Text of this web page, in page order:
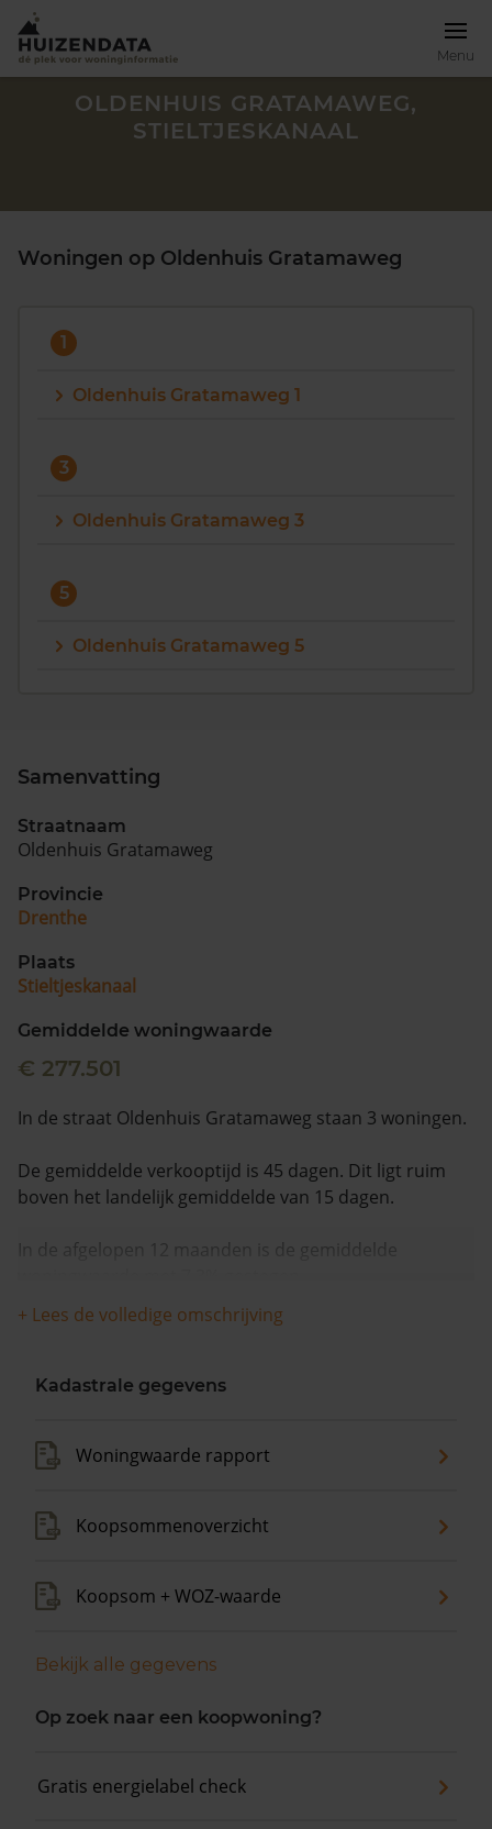
Menu
Vragen? Neem contact met ons op
Maandag t/m vrijdag - 08:00 -18:00
OLDENHUIS GRATAMAWEG,
STIELTJESKANAAL
Woningen op Oldenhuis Gratamaweg
1
Oldenhuis Gratamaweg 1
3
Oldenhuis Gratamaweg 3
5
Oldenhuis Gratamaweg 5
Samenvatting
Straatnaam
Oldenhuis Gratamaweg
Provincie
Drenthe
Plaats
Stieltjeskanaal
Gemiddelde woningwaarde
€ 277.501
In de straat Oldenhuis Gratamaweg staan 3 woningen.
De gemiddelde verkooptijd is 45 dagen. Dit ligt ruim
boven het landelijk gemiddelde van 15 dagen.
In de afgelopen 12 maanden is de gemiddelde
+ Lees de volledige omschrijving
Kadastrale gegevens
Woningwaarde rapport
Koopsommenoverzicht
Koopsom + WOZ-waarde
Bekijk alle gegevens
Op zoek naar een koopwoning?
Gratis energielabel check